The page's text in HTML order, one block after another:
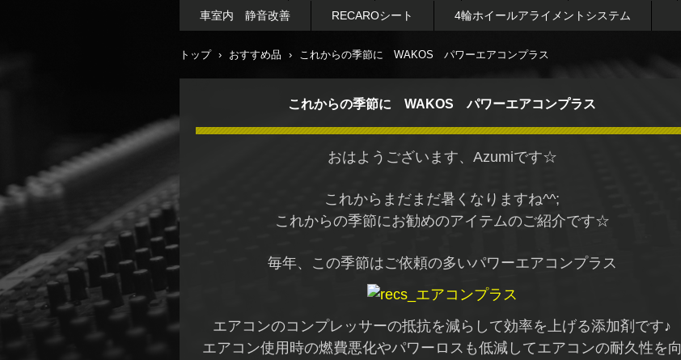
車室内 静音改善 RECAROシート 4輪ホイールアライメントシステム
トップ › おすすめ品 › これからの季節に WAKOS パワーエアコンプラス
これからの季節に WAKOS パワーエアコンプラス
おはようございます、Azumiです☆
これからまだまだ暑くなりますね^^;
これからの季節にお勧めのアイテムのご紹介です☆
毎年、この季節はご依頼の多いパワーエアコンプラス
エアコンのコンプレッサーの抵抗を減らして効率を上げる添加剤です♪
エアコン使用時の燃費悪化やパワーロスも低減してエアコンの耐久性を向